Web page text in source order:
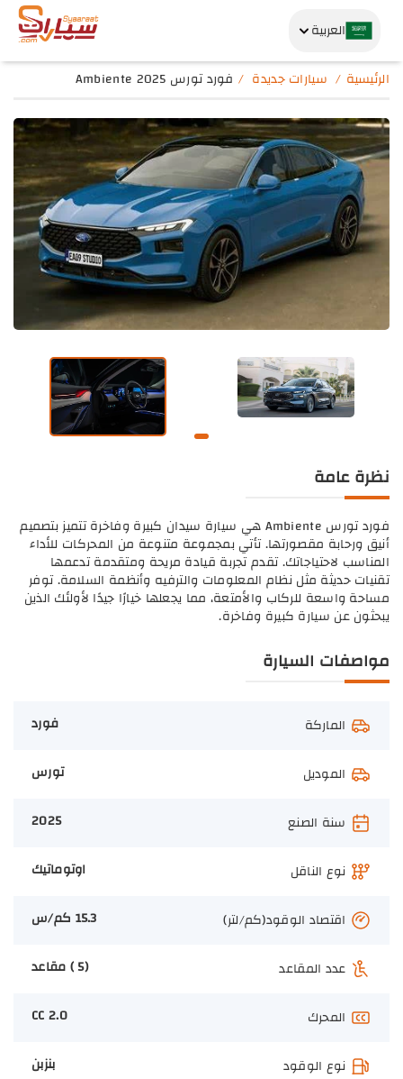
العربية
الرئيسية سيارات جديدة فورد تورس Ambiente 2025
نظرة عامة
فورد تورس Ambiente هي سيارة سيدان كبيرة وفاخرة تتميز بتصميم
أنيق ورحابة مقصورتها. تأتي بمجموعة متنوعة من المحركات للأداء
المناسب لاحتياجاتك. تقدم تجربة قيادة مريحة ومتقدمة تدعمها
تقنيات حديثة مثل نظام المعلومات والترفيه وأنظمة السلامة. توفر
مساحة واسعة للركاب والأمتعة، مما يجعلها خيارًا جيدًا لأولئك الذين
يبحثون عن سيارة كبيرة وفاخرة.
مواصفات السيارة
الماركة فورد
الموديل تورس
سنة الصنع 2025
نوع الناقل اوتوماتيك
اقتصاد الوقود(كم/لتر) 15.3 كم/س
عدد المقاعد (5 ) مقاعد
المحرك 2.0 CC
نوع الوقود بنزبن